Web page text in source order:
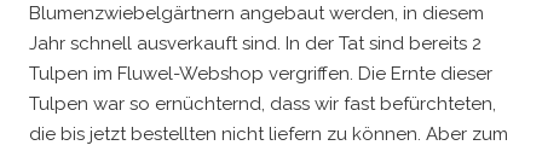
Blumenzwiebelgärtnern angebaut werden, in diesem
Jahr schnell ausverkauft sind. In der Tat sind bereits 2
Tulpen im Fluwel-Webshop vergriffen. Die Ernte dieser
Tulpen war so ernüchternd, dass wir fast befürchteten,
die bis jetzt bestellten nicht liefern zu können. Aber zum